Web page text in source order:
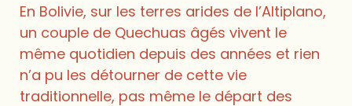
En Bolivie, sur les terres arides de l’Altiplano,
un couple de Quechuas âgés vivent le
même quotidien depuis des années et rien
n’a pu les détourner de cette vie
traditionnelle, pas même le départ des